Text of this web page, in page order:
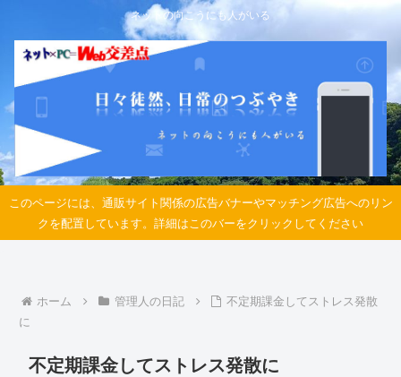
ネットの向こうにも人がいる
このページには、通販サイト関係の広告バナーやマッチング広告へのリン
クを配置しています。詳細はこのバーをクリックしてください
ホーム 管理人の日記
不定期課金してストレス発散
に
不定期課金してストレス発散に